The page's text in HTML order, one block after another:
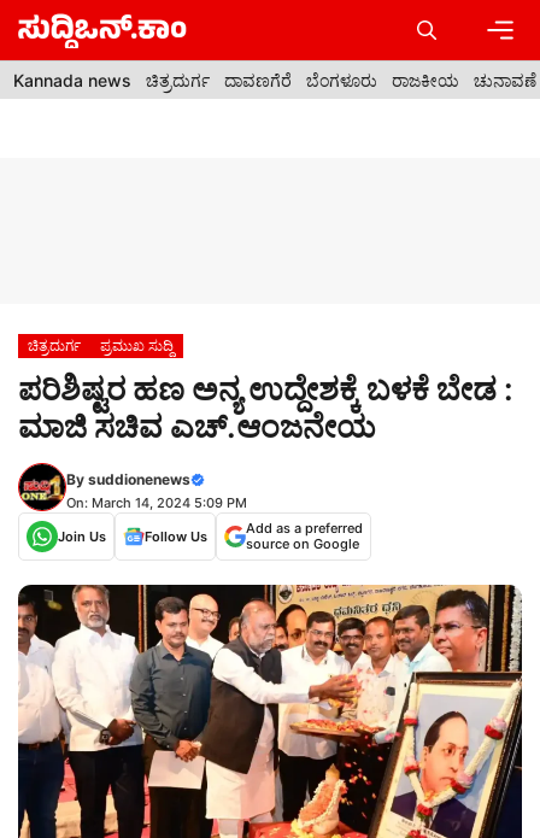
Skip
content
Kannada news ಚಿತ್ರದುರ್ಗ ದಾವಣಗೆರೆ ಬೆಂಗಳೂರು ರಾಜಕೀಯ ಚುನಾವಣೆ
ಚಿತ್ರದುರ್ಗ ಪ್ರಮುಖ ಸುದ್ದಿ
ಪರಿಶಿಷ್ಟರ ಹಣ ಅನ್ಯ ಉದ್ದೇಶಕ್ಕೆ ಬಳಕೆ ಬೇಡ :
ಮಾಜಿ ಸಚಿವ ಎಚ್.ಆಂಜನೇಯ
By suddionenews
On: March 14, 2024 5:09 PM
Join Us
Follow Us
Add as a preferred
source on Google